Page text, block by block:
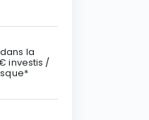
la
investis /